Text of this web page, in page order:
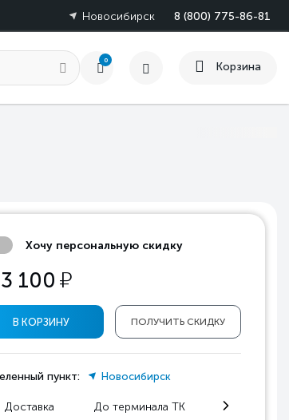
8 (800) 775-86-81
Новосибирск
0
Корзина
Хочу персональную скидку
100 у
ПОЛУЧИТЬ СКИДКУ
В КОРЗИНУ
пункт: Новосибирск
Доставка До терминала ТК